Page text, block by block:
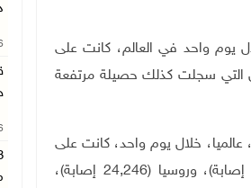
يوم واحد في العالم، كانت على
الـ3000 وفاة بواقع (3,499 وفاة)، والبرازيل التي سجلت كذلك حصيلة مرتفعة
خلال يوم واحد، كانت على
التوالي، أميركا (225,558 إصابة)، وبريطانيا (60,916 إصابة)، والبرازيل (57,447 إصابة)، وروسيا (24,246 إصابة)،